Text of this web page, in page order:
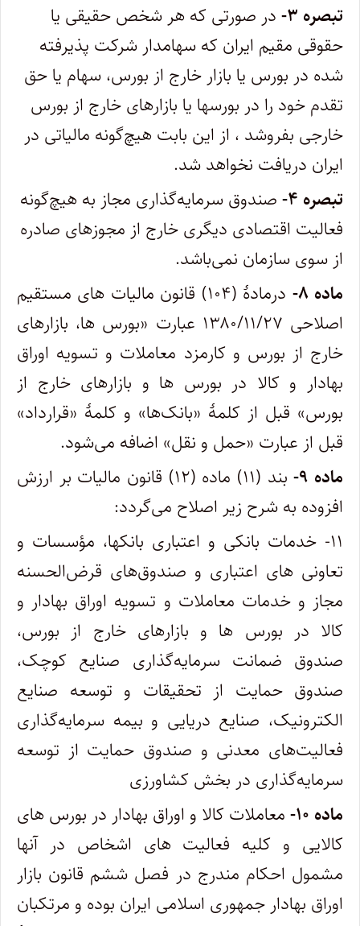
تبصره ۳-
در صورتی که هر شخص حقیقی یا
حقوقی مقیم ایران که سهامدار شرکت پذیرفته
شده در بورس یا بازار خارج از بورس، سهام یا حق
تقدم خود را در بورسها یا بازارهای خارج از بورس
خارجی بفروشد ، از این بابت هیچ‌گونه مالیاتی در
ایران دریافت نخواهد شد.
تبصره ۴-
صندوق سرمایه‌گذاری مجاز به هیچ‌گونه
فعالیت اقتصادی دیگری خارج از مجوزهای صادره
از سوی سازمان نمی‌باشد.
ماده ۸-
درمادۀ (۱۰۴) قانون مالیات های مستقیم
اصلاحی ۱۳۸۰/۱۱/۲۷ عبارت «بورس ها، بازارهای
خارج از بورس و کارمزد معاملات و تسویه اوراق
بهادار و کالا در بورس ها و بازارهای خارج از
بورس» قبل از کلمۀ «بانک‌ها» و کلمۀ «قرارداد»
قبل از عبارت «حمل و نقل» اضافه می‌شود.
ماده ۹-
بند (۱۱) ماده (۱۲) قانون مالیات بر ارزش
افزوده به شرح زیر اصلاح می‌گردد:
۱۱- خدمات بانکی و اعتباری بانکها، مؤسسات و
تعاونی های اعتباری و صندوق‌های قرض‌الحسنه
مجاز و خدمات معاملات و تسویه اوراق بهادار و
کالا در بورس ها و بازارهای خارج از بورس،
صندوق ضمانت سرمایه‌گذاری صنایع کوچک،
صندوق حمایت از تحقیقات و توسعه صنایع
الکترونیک، صنایع دریایی و بیمه سرمایه‌گذاری
فعالیت‌های معدنی و صندوق حمایت از توسعه
سرمایه‌گذاری در بخش کشاورزی
ماده ۱۰-
معاملات کالا و اوراق بهادار در بورس های
کالایی و کلیه فعالیت های اشخاص در آنها
مشمول احکام مندرج در فصل ششم قانون بازار
اوراق بهادار جمهوری اسلامی ایران بوده و مرتکبان